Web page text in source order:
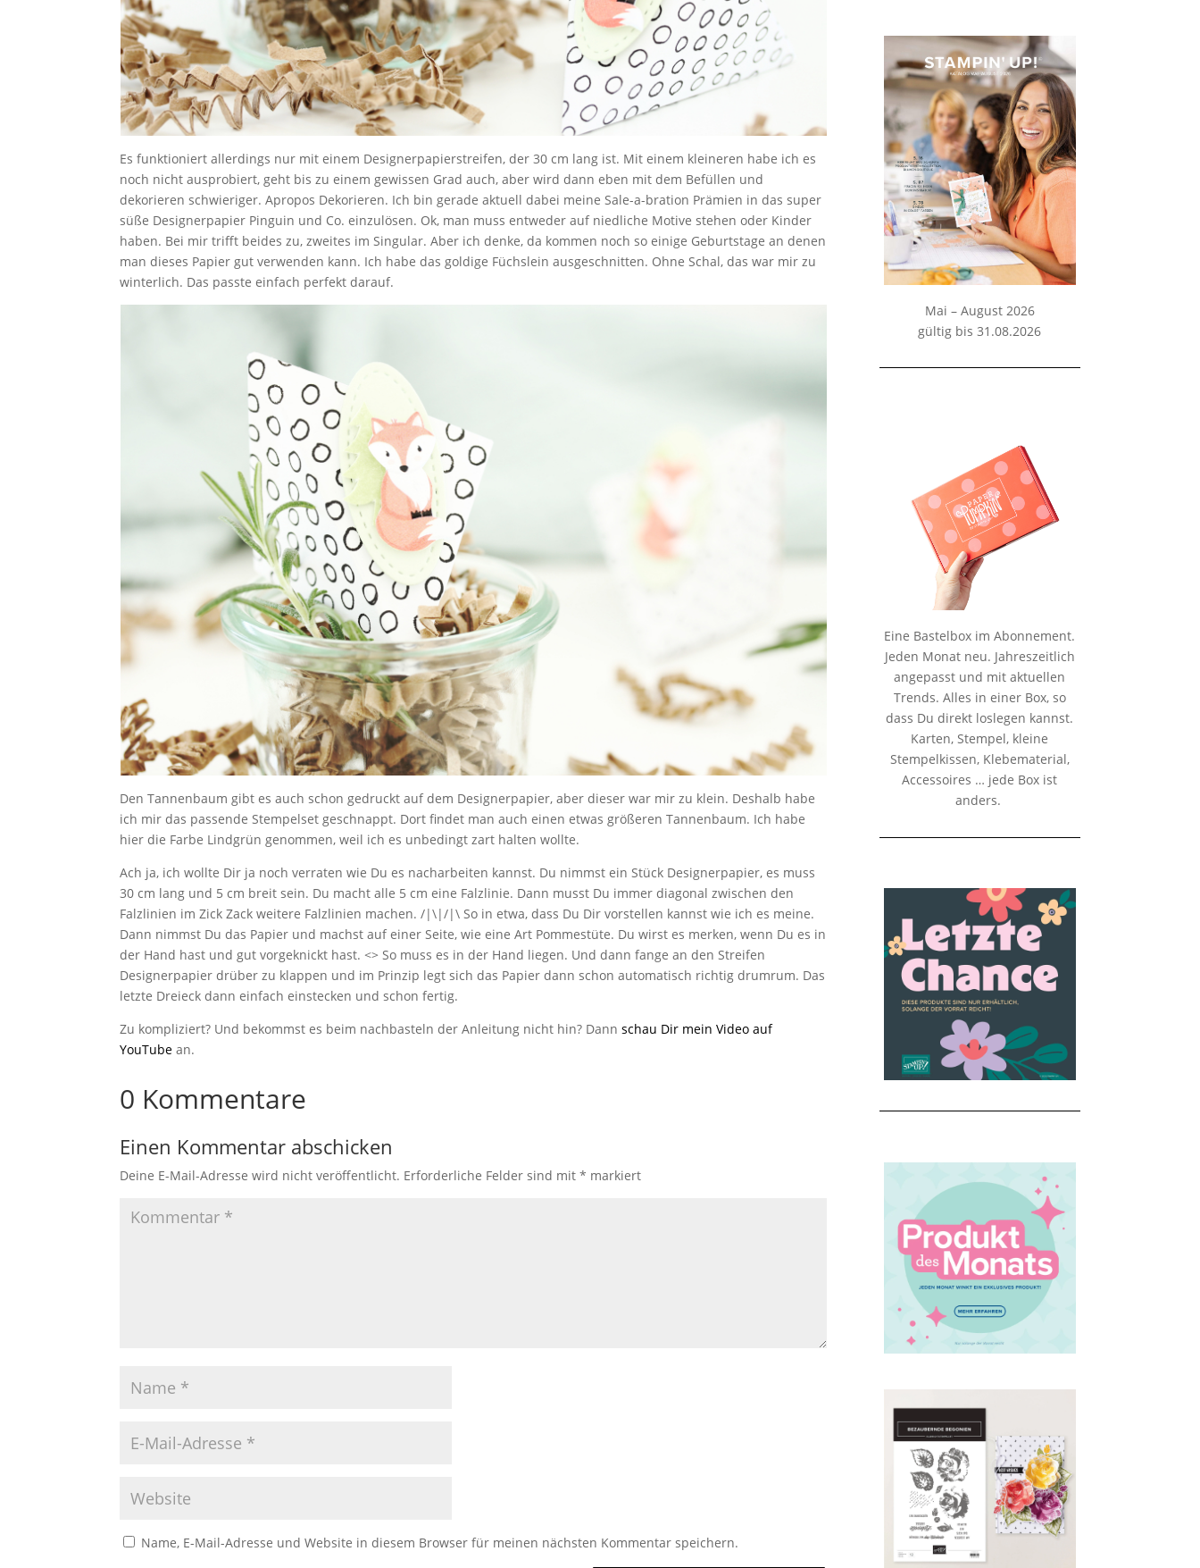
Es funktioniert allerdings nur mit einem Designerpapierstreifen, der 30 cm lang ist. Mit einem kleineren habe ich es
noch nicht ausprobiert, geht bis zu einem gewissen Grad auch, aber wird dann eben mit dem Befüllen und
dekorieren schwieriger. Apropos Dekorieren. Ich bin gerade aktuell dabei meine Sale-a-bration Prämien in das super
süße Designerpapier Pinguin und Co. einzulösen. Ok, man muss entweder auf niedliche Motive stehen oder Kinder
haben. Bei mir trifft beides zu, zweites im Singular. Aber ich denke, da kommen noch so einige Geburtstage an denen
man dieses Papier gut verwenden kann. Ich habe das goldige Füchslein ausgeschnitten. Ohne Schal, das war mir zu
winterlich. Das passte einfach perfekt darauf.
Den Tannenbaum gibt es auch schon gedruckt auf dem Designerpapier, aber dieser war mir zu klein. Deshalb habe
ich mir das passende Stempelset geschnappt. Dort findet man auch einen etwas größeren Tannenbaum. Ich habe
hier die Farbe Lindgrün genommen, weil ich es unbedingt zart halten wollte.
Ach ja, ich wollte Dir ja noch verraten wie Du es nacharbeiten kannst. Du nimmst ein Stück Designerpapier, es muss
30 cm lang und 5 cm breit sein. Du macht alle 5 cm eine Falzlinie. Dann musst Du immer diagonal zwischen den
Falzlinien im Zick Zack weitere Falzlinien machen. /|\|/|\ So in etwa, dass Du Dir vorstellen kannst wie ich es meine.
Dann nimmst Du das Papier und machst auf einer Seite, wie eine Art Pommestüte. Du wirst es merken, wenn Du es in
der Hand hast und gut vorgeknickt hast. <> So muss es in der Hand liegen. Und dann fange an den Streifen
Designerpapier drüber zu klappen und im Prinzip legt sich das Papier dann schon automatisch richtig drumrum. Das
letzte Dreieck dann einfach einstecken und schon fertig.
Zu kompliziert? Und bekommst es beim nachbasteln der Anleitung nicht hin? Dannschau Dir mein Video auf
YouTube an.
0 Kommentare
Einen Kommentar abschicken
Deine E-Mail-Adresse wird nicht veröffentlicht. Erforderliche Felder sind mit* markiert
Name, E-Mail-Adresse und Website in diesem Browser für meinen nächsten Kommentar speichern.
Mai – August 2026
gültig bis 31.08.2026
Eine Bastelbox im Abonnement.
Jeden Monat neu. Jahreszeitlich
angepasst und mit aktuellen
Trends. Alles in einer Box, so
dass Du direkt loslegen kannst.
Karten, Stempel, kleine
Stempelkissen, Klebematerial,
Accessoires … jede Box ist
anders.